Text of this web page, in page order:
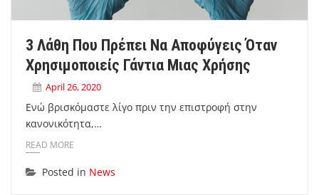
3 Λάθη Που Πρέπει Να Αποφύγεις Όταν
Χρησιμοποιείς Γάντια Μιας Χρήσης
April 26, 2020
Ενώ βρισκόμαστε λίγο πριν την επιστροφή στην
κανονικότητα,…
READ MORE
Posted in News